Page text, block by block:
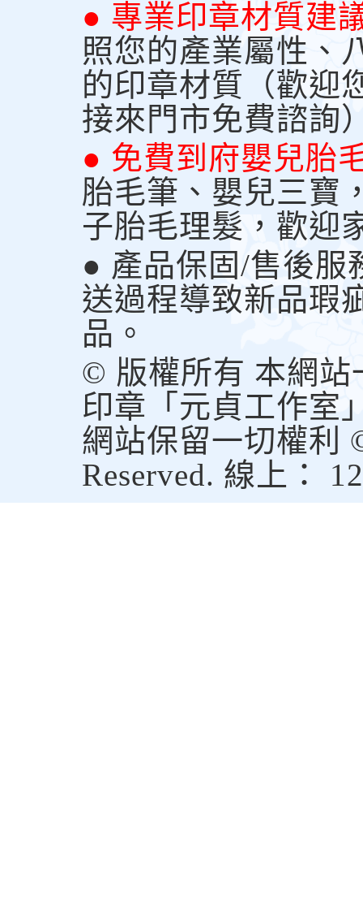
● 專業印章材質建
照您的產業屬性、
的印章材質（歡迎
接來門市免費諮詢
● 免費到府嬰兒胎
胎毛筆、嬰兒三寶
子胎毛理髮，歡迎
● 產品保固/售後服
送過程導致新品瑕
品。
© 版權所有 本網站
印章「元貞工作室
網站保留一切權利
Reserved. 線上： 12